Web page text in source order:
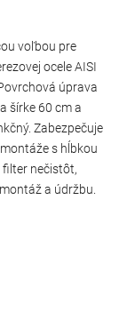
voľbou pre
ocele AISI
úprava
šírke 60 cm a
Zabezpečuje
s hĺbkou
nečistôt,
a údržbu.